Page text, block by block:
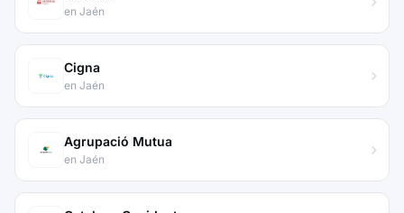
en Jaén
Cigna
en Jaén
Agrupació Mutua
en Jaén